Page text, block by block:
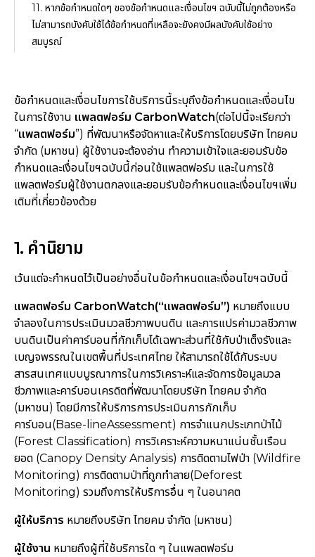
ข้อกำหนดและเงื่อนไขการใช้บริการนี้ระบุถึงข้อกำหนดและเงื่อนไข
ในการใช้งาน แพลตฟอร์ม CarbonWatch(ต่อไปนี้จะเรียกว่า
“แพลตฟอร์ม”) ที่พัฒนาหรือจัดหาและให้บริการโดยบริษัท ไทยคม
จำกัด (มหาชน) ผู้ใช้งานจะต้องอ่าน ทำความเข้าใจและยอมรับข้อ
กำหนดและเงื่อนไขฯฉบับนี้ก่อนใช้แพลตฟอร์ม และในการใช้
แพลตฟอร์มผู้ใช้งานตกลงและยอมรับข้อกำหนดและเงื่อนไขฯเพิ่ม
เติมที่เกี่ยวข้องด้วย
1. คำนิยาม
เว้นแต่จะกำหนดไว้เป็นอย่างอื่นในข้อกำหนดและเงื่อนไขฯฉบับนี้
แพลตฟอร์ม CarbonWatch(“แพลตฟอร์ม”) หมายถึงแบบ
จำลองในการประเมินมวลชีวภาพบนดิน และการแปรค่ามวลชีวภาพ
บนดินเป็นค่าคาร์บอนที่กักเก็บได้เฉพาะส่วนที่ใช้กับป่าเต็งรังและ
เบญจพรรณในเขตพื้นที่ประเทศไทย ให้สามารถใช้ได้กับระบบ
สารสนเทศแบบบูรณาการในการวิเคราะห์และจัดการข้อมูลมวล
ชีวภาพและคาร์บอนเครดิตที่พัฒนาโดยบริษัท ไทยคม จำกัด
(มหาชน) โดยมีการให้บริการการประเมินการกักเก็บ
คาร์บอน(Base-lineAssessment) การจำแนกประเภทป่าไม้
(Forest Classification) การวิเคราะห์ความหนาแน่นชั้นเรือน
ยอด (Canopy Density Analysis) การติดตามไฟป่า (Wildfire
Monitoring) การติดตามป่าที่ถูกทำลาย(Deforest
Monitoring) รวมถึงการให้บริการอื่น ๆ ในอนาคต
ผู้ให้บริการ หมายถึงบริษัท ไทยคม จำกัด (มหาชน)
ผู้ใช้งาน หมายถึงผู้ที่ใช้บริการใด ๆ ในแพลตฟอร์ม
11. หากข้อกำหนดใดๆ ของข้อกำหนดและเงื่อนไขฯ ฉบับนี้ไม่ถูกต้องหรือ
ไม่สามารถบังคับใช้ได้ข้อกำหนดที่เหลือจะยังคงมีผลบังคับใช้อย่าง
สมบูรณ์